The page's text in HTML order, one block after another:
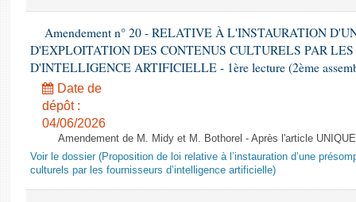
Amendement n° 20 - RELATIVE À L'INSTAURATION
D'EXPLOITATION DES CONTENUS CULTURELS PAR LES
D'INTELLIGENCE ARTIFICIELLE - 1ère lecture (2ème
Date de
dépôt :
04/06/2026
Amendement de M. Midy et M. Bothorel - Après l'article
Voir le dossier (Proposition de loi relative à l’instauration d’une
culturels par les fournisseurs d’intelligence artificielle)